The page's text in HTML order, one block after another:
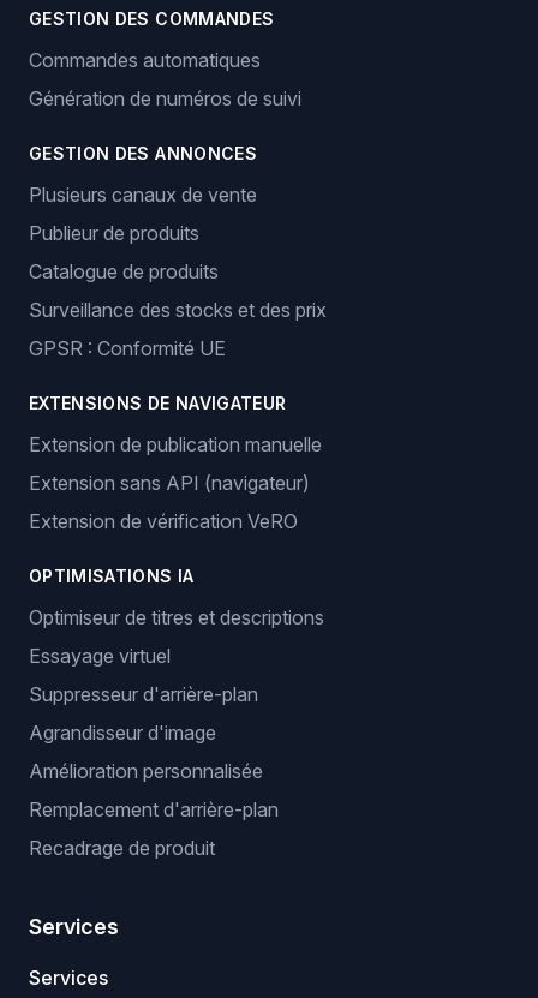
GESTION DES COMMANDES
Commandes automatiques
Génération de numéros de suivi
GESTION DES ANNONCES
Plusieurs canaux de vente
Publieur de produits
Catalogue de produits
Surveillance des stocks et des prix
GPSR : Conformité UE
EXTENSIONS DE NAVIGATEUR
Extension de publication manuelle
Extension sans API (navigateur)
Extension de vérification VeRO
OPTIMISATIONS IA
Optimiseur de titres et descriptions
Essayage virtuel
Suppresseur d'arrière-plan
Agrandisseur d'image
Amélioration personnalisée
Remplacement d'arrière-plan
Recadrage de produit
Services
Services